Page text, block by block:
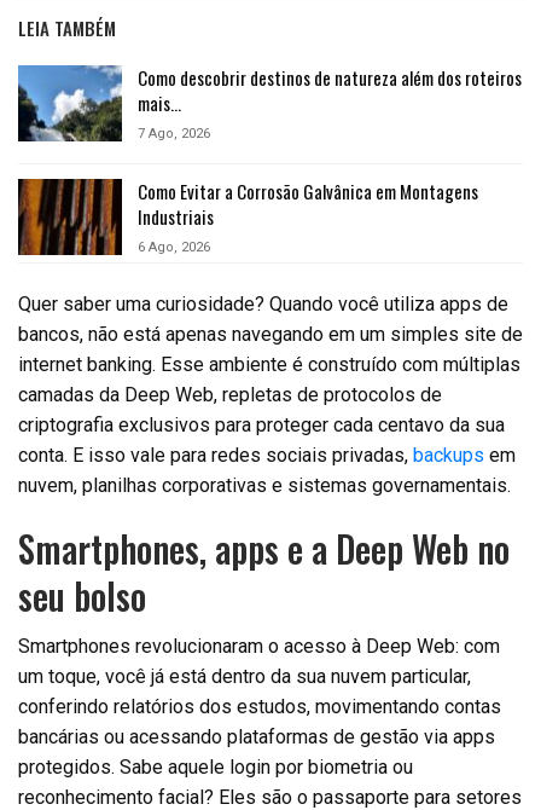
LEIA TAMBÉM
Como descobrir destinos de natureza além dos roteiros
mais…
7 Ago, 2026
Como Evitar a Corrosão Galvânica em Montagens
Industriais
6 Ago, 2026
Quer saber uma curiosidade? Quando você utiliza apps de
bancos, não está apenas navegando em um simples site de
internet banking. Esse ambiente é construído com múltiplas
camadas da Deep Web, repletas de protocolos de
criptografia exclusivos para proteger cada centavo da sua
conta. E isso vale para redes sociais privadas, backups em
nuvem, planilhas corporativas e sistemas governamentais.
Smartphones, apps e a Deep Web no
seu bolso
Smartphones revolucionaram o acesso à Deep Web: com
um toque, você já está dentro da sua nuvem particular,
conferindo relatórios dos estudos, movimentando contas
bancárias ou acessando plataformas de gestão via apps
protegidos. Sabe aquele login por biometria ou
reconhecimento facial? Eles são o passaporte para setores